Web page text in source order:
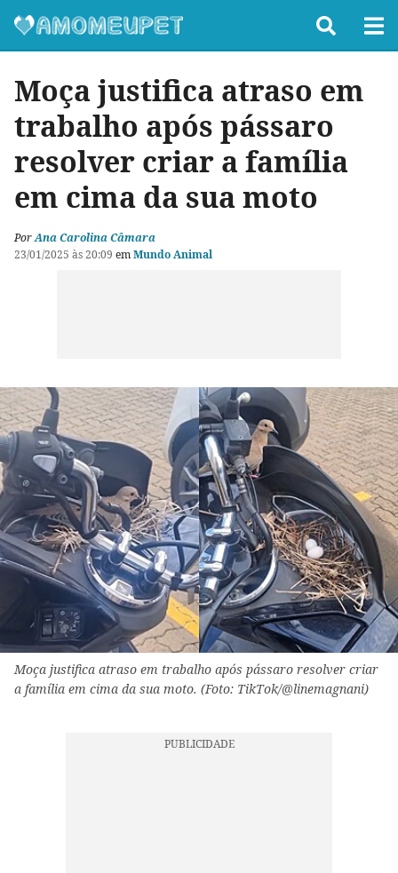
Moça justifica atraso em
trabalho após pássaro
resolver criar a família
em cima da sua moto
PorAna Carolina Câmara
23/01/2025 às 20:09 emMundo Animal
Moça justifica atraso em trabalho após pássaro resolver criar
a família em cima da sua moto. (Foto: TikTok/@linemagnani)